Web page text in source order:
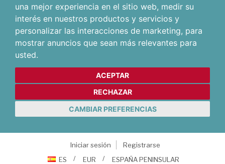
una mejor experiencia en el sitio web, medir su
interés en nuestros productos y servicios y
personalizar las interacciones de marketing, para
mostrar anuncios que sean más relevantes para
usted.
ACEPTAR
RECHAZAR
CAMBIAR PREFERENCIAS
Iniciar sesión
Registrarse
ES
EUR ESPAÑA PENINSULAR